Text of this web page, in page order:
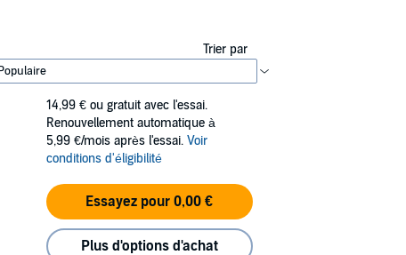
Trier par
14,99 € ou gratuit avec l'essai.
Renouvellement automatique à
5,99 €/mois après l'essai. Voir
conditions d'éligibilité
Essayez pour 0,00 €
Plus d'options d'achat